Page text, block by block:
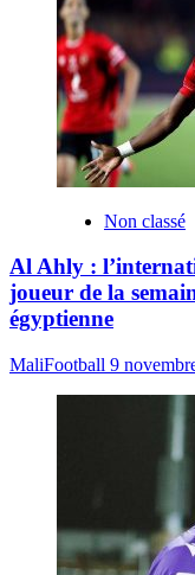
Non classé
Al Ahly :
joueur de la
égyptienne
MaliFootball 9